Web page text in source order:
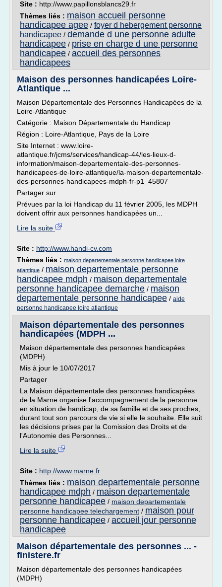
Site : http://www.papillonsblancs29.fr
Thèmes liés : maison accueil personne
handicapee agee / foyer d hebergement personne
handicapee / demande d une personne adulte
handicapee / prise en charge d une personne
handicapee / accueil des personnes
handicapees
Maison des personnes handicapées Loire-
Atlantique ...
Maison Départementale des Personnes Handicapées de la
Loire-Atlantique
Catégorie : Maison Départementale du Handicap
Région : Loire-Atlantique, Pays de la Loire
Site Internet : www.loire-
atlantique.fr/jcms/services/handicap-44/les-lieux-d-
information/maison-departementale-des-personnes-
handicapees-de-loire-atlantique/la-maison-departementale-
des-personnes-handicapees-mdph-fr-p1_45807
Partager sur
Prévues par la loi Handicap du 11 février 2005, les MDPH
doivent offrir aux personnes handicapées un...
Lire la suite
Site : http://www.handi-cv.com
Thèmes liés : maison departementale personne handicapee loire
atlantique / maison departementale personne
handicapee mdph / maison departementale
personne handicapee demarche / maison
departementale personne handicapee / aide
personne handicapee loire atlantique
Maison départementale des personnes
handicapées (MDPH ...
Maison départementale des personnes handicapées
(MDPH)
Mis à jour le 10/07/2017
Partager
La Maison départementale des personnes handicapées
de la Marne organise l'accompagnement de la personne
en situation de handicap, de sa famille et de ses proches,
durant tout son parcours de vie si elle le souhaite. Elle suit
les décisions prises par la Comission des Droits et de
l'Autonomie des Personnes...
Lire la suite
Site : http://www.marne.fr
Thèmes liés : maison departementale personne
handicapee mdph / maison departementale
personne handicapee / maison departementale
personne handicapee telechargement / maison pour
personne handicapee / accueil jour personne
handicapee
Maison départementale des personnes ... -
finistere.fr
Maison départementale des personnes handicapées
(MDPH)